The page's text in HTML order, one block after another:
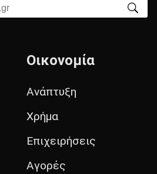
Οικονομία
Ανάπτυξη
Χρήμα
Επιχειρήσεις
Αγορές